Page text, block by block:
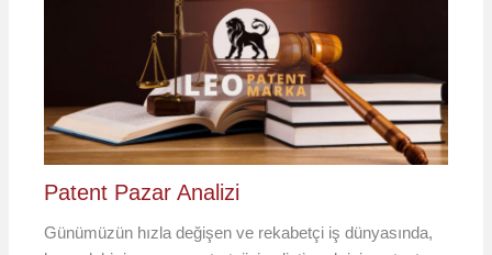
Patent Pazar Analizi
Günümüzün hızla değişen ve rekabetçi iş dünyasında,